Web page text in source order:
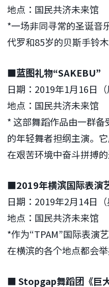
地点：国民共济未来馆
*一场非同寻常的圣诞音
代罗和85岁的贝斯手铃木
■蓝图礼物“SAKEBU”
日期：2019年1月16日（
地点：国民共济未来馆
* 这部舞蹈作品由一群
的年轻舞者担纲主演。
在艰苦环境中奋斗拼搏的
■2019年横滨国际表演
日期：2019年2月14日
地点：国民共济未来馆
*作为“TPAM”国际表演
在横滨的各个地点都会
■ Stopgap舞蹈团《巨